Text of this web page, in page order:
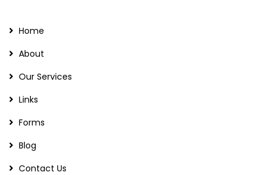
Home
About
Our Services
Links
Forms
Blog
Contact Us